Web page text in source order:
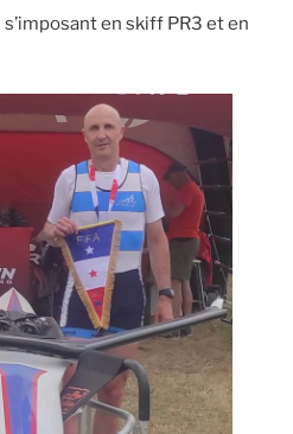
en skiff PR3 et en